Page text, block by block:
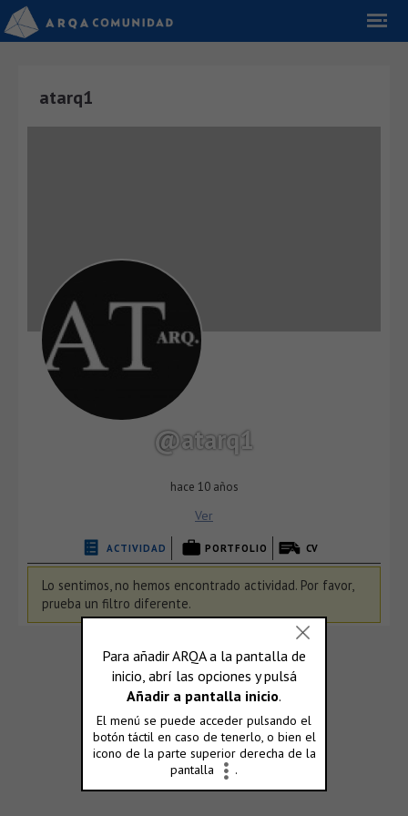
atarq1
@atarq1
hace 10 años
Ver
ACTIVIDAD PORTFOLIO CV
Lo sentimos, no hemos encontrado actividad. Por favor,
prueba un filtro diferente.